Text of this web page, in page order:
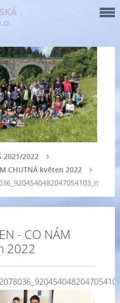
2021/2022
CHUTNÁ květen 2022
- CO NÁM
2022